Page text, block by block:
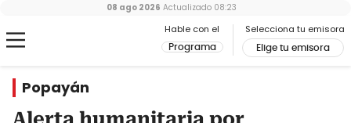
Hable con el
Programa
Selecciona tu emisora
Elige tu emisora
08 ago 2026 Actualizado 08:23
Popayán